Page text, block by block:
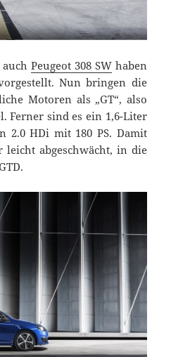
Peugeot 308 SWhaben
Nun bringen die
Motoren als „GT“, also
Ferner sind es ein 1,6-Liter
2.0 HDi mit 180 PS. Damit
abgeschwächt, in die